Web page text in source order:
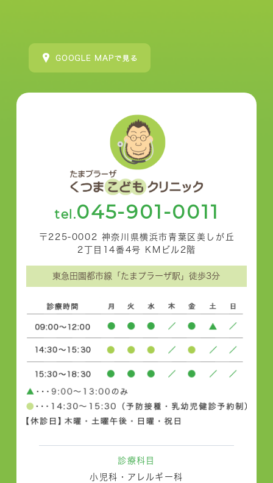
tel.045-901-0011
〒225-0002 神奈川県横浜市青葉区美しが丘
2丁目14番4号 KMビル2階
東急田園都市線「たまプラーザ駅」徒歩3分
診療科目
小児科・アレルギー科